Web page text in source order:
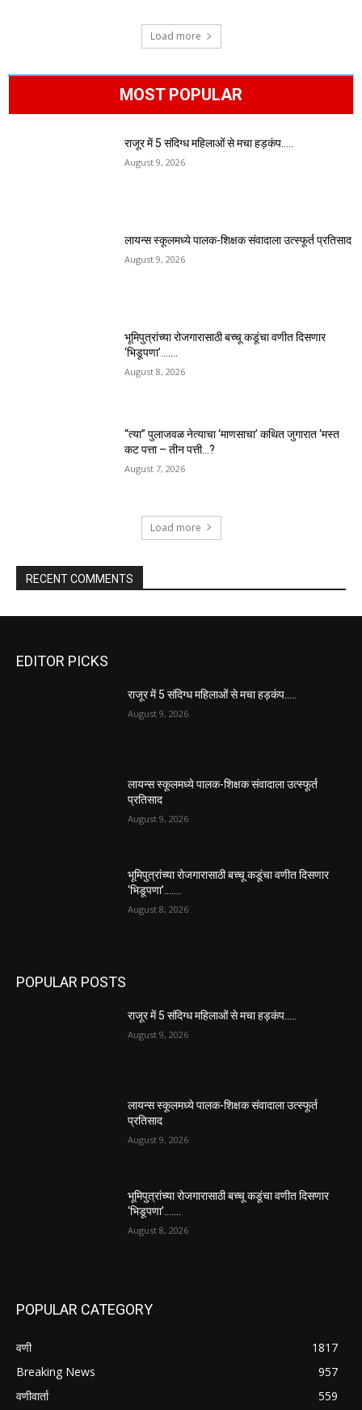
Load more
MOST POPULAR
राजूर में 5 संदिग्ध महिलाओं से मचा हड़कंप…..
August 9, 2026
लायन्स स्कूलमध्ये पालक-शिक्षक संवादाला उत्स्फूर्त प्रतिसाद
August 9, 2026
भूमिपुत्रांच्या रोजगारासाठी बच्चू कडूंचा वणीत दिसणार
‘भिडूपणा’…….
August 8, 2026
“त्या” पुलाजवळ नेत्याचा ‘माणसाचा’ कथित जुगारात ‘मस्त
कट पत्ता – तीन पत्ती…?
August 7, 2026
Load more
RECENT COMMENTS
EDITOR PICKS
राजूर में 5 संदिग्ध महिलाओं से मचा हड़कंप…..
August 9, 2026
लायन्स स्कूलमध्ये पालक-शिक्षक संवादाला उत्स्फूर्त
प्रतिसाद
August 9, 2026
भूमिपुत्रांच्या रोजगारासाठी बच्चू कडूंचा वणीत दिसणार
‘भिडूपणा’…….
August 8, 2026
POPULAR POSTS
राजूर में 5 संदिग्ध महिलाओं से मचा हड़कंप…..
August 9, 2026
लायन्स स्कूलमध्ये पालक-शिक्षक संवादाला उत्स्फूर्त
प्रतिसाद
August 9, 2026
भूमिपुत्रांच्या रोजगारासाठी बच्चू कडूंचा वणीत दिसणार
‘भिडूपणा’…….
August 8, 2026
POPULAR CATEGORY
वणी
1817
Breaking News
957
वणीवार्ता
559